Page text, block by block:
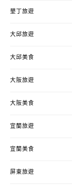
墾丁旅遊
大邱旅遊
大邱美食
大阪旅遊
大阪美食
宜蘭旅遊
宜蘭美食
屏東旅遊